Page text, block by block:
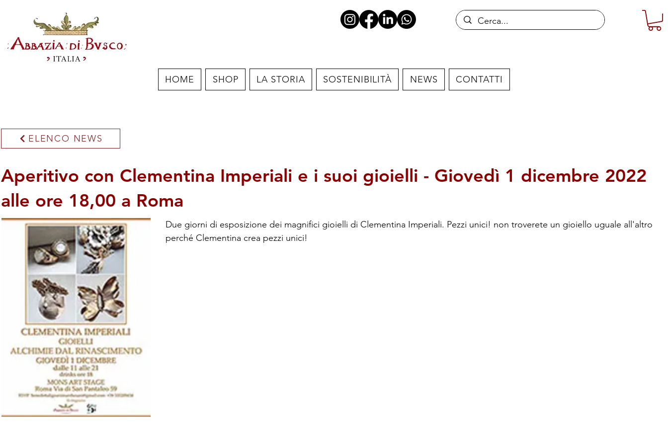
HOME SHOP LA STORIA SOSTENIBILITÀ NEWS CONTATTI
ELENCO NEWS
Aperitivo con Clementina Imperiali e i suoi gioielli - Giovedì 1 dicembre 2022
alle ore 18,00 a Roma
Due giorni di esposizione dei magnifici gioielli di Clementina Imperiali. Pezzi unici! non troverete un gioiello uguale all'altro
perché Clementina crea pezzi unici!